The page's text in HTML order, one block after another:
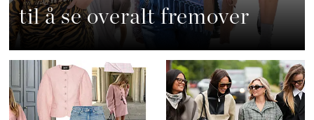
til å se overalt fremover